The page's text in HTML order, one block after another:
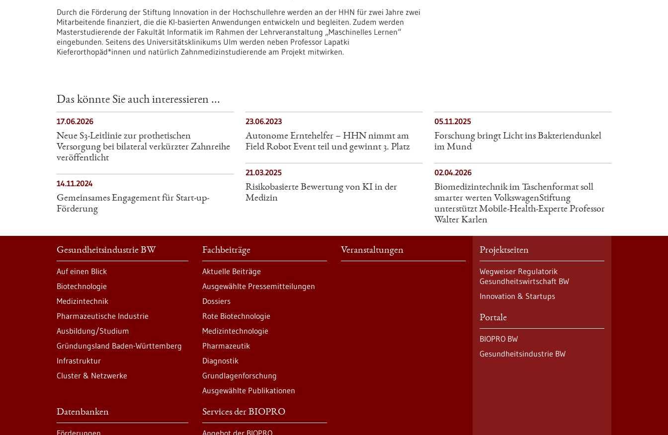
Durch die Förderung der Stiftung Innovation in der Hochschullehre werden an der HHN für zwei Jahre zwei
Mitarbeitende finanziert, die die KI-basierten Anwendungen entwickeln und begleiten. Zudem werden
Masterstudierende der Fakultät Informatik im Rahmen der Lehrveranstaltung „Maschinelles Lernen“
eingebunden. Seitens des Universitätsklinikums Ulm werden neben Professor Lapatki
Kieferorthopäd*innen und natürlich Zahnmedizinstudierende am Projekt mitwirken.
Das könnte Sie auch interessieren ...
17.06.2026
Neue S3-​Leitlinie zur prothetischen
Versorgung bei bilateral verkürzter Zahnreihe
veröffentlicht
14.11.2024
Gemeinsames Engagement für Start-up-
Förderung
23.06.2023
Autonome Erntehelfer – HHN nimmt am
Field Robot Event teil und gewinnt 3. Platz
21.03.2025
Risikobasierte Bewertung von KI in der
Medizin
05.11.2025
Forschung bringt Licht ins Bakteriendunkel
im Mund
02.04.2026
Biomedizintechnik im Taschenformat soll
smarter werten VolkswagenStiftung
unterstützt Mobile-Health-Experte Professor
Walter Karlen
Gesundheitsindustrie BW
Auf einen Blick
Biotechnologie
Medizintechnik
Pharmazeutische Industrie
Ausbildung/Studium
Gründungsland Baden-Württemberg
Infrastruktur
Cluster & Netzwerke
Fachbeiträge
Aktuelle Beiträge
Ausgewählte Pressemitteilungen
Dossiers
Rote Biotechnologie
Medizintechnologie
Pharmazeutik
Diagnostik
Grundlagenforschung
Ausgewählte Publikationen
Veranstaltungen
Datenbanken
Förderungen
Services der BIOPRO
Angebot der BIOPRO
Projektseiten
Wegweiser Regulatorik
Gesundheitswirtschaft BW
Innovation & Startups
Portale
BIOPRO BW
Gesundheitsindustrie BW